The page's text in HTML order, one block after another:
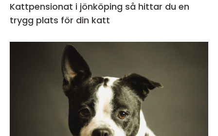
Kattpensionat i jönköping så hittar du en
trygg plats för din katt